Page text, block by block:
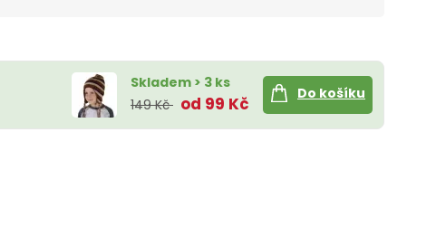
Skladem > 3 ks
149 Kč od 99 Kč
Do košíku